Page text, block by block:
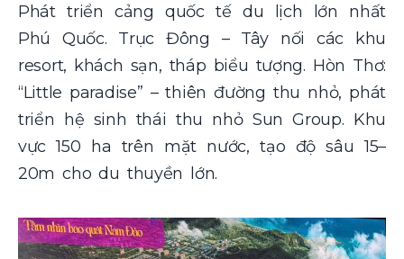
Phát triển cảng quốc tế du lịch lớn nhất
Phú Quốc. Trục Đông – Tây nối các khu
resort, khách sạn, tháp biểu tượng. Hòn Thơ:
“Little paradise” – thiên đường thu nhỏ, phát
triển hệ sinh thái thu nhỏ Sun Group. Khu
vực 150 ha trên mặt nước, tạo độ sâu 15–
20m cho du thuyền lớn.